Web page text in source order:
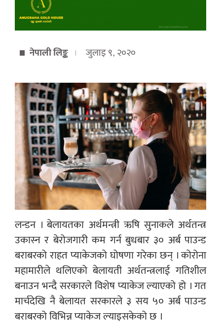
नेपाली लिङ्क जुलाइ ९, २०२०
लन्डन । बेलायतका अर्थमन्त्री ऋषि सुनाकले अर्थतन्त्र
उकास्न र बेरोजगारी कम गर्न बुधबार ३० अर्ब पाउन्ड
बराबरको राहत प्याकेजको घोषणा गरेका छन् । कोरोना
महामारीले थलिएको बेलायती अर्थतन्त्रलाई गतिशील
बनाउन भन्दै सरकारले विशेष प्याकेज ल्याएको हो । गत
मार्चदेखि नै बेलायत सरकारले ३ सय ५० अर्ब पाउन्ड
बराबरको विभिन्न प्याकेज ल्याइसकेको छ ।